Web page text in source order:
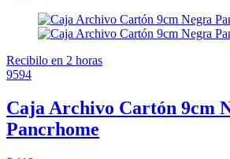
Recibilo en 2 horas
9594
Caja Archivo Cartón 9cm
Pancrhome